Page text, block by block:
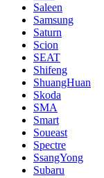
Saleen
Samsung
Saturn
Scion
SEAT
Shifeng
ShuangHuan
Skoda
SMA
Smart
Soueast
Spectre
SsangYong
Subaru